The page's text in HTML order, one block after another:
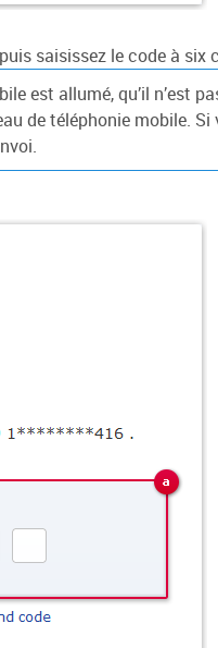
saisissez le code à six
est allumé, qu’il n’est
de téléphonie mobile.